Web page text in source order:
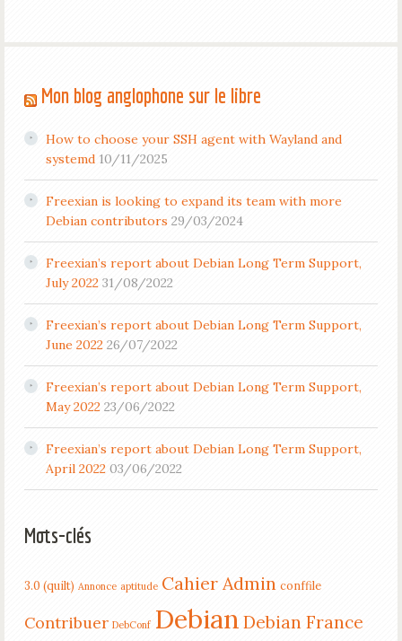
Mon blog anglophone sur le libre
How to choose your SSH agent with Wayland and
systemd 10/11/2025
Freexian is looking to expand its team with more
Debian contributors 29/03/2024
Freexian’s report about Debian Long Term Support,
July 2022 31/08/2022
Freexian’s report about Debian Long Term Support,
June 2022 26/07/2022
Freexian’s report about Debian Long Term Support,
May 2022 23/06/2022
Freexian’s report about Debian Long Term Support,
April 2022 03/06/2022
Mots-clés
3.0 (quilt) Annonce aptitude Cahier Admin conffile
Contribuer DebConf Debian Debian France